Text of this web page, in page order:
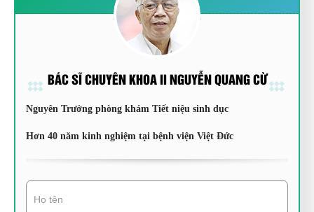
BÁC SĨ CHUYÊN KHOA II NGUYỄN QUANG CỪ
Nguyên Trưởng phòng khám Tiết niệu sinh dục
Hơn 40 năm kinh nghiệm tại bệnh viện Việt Đức